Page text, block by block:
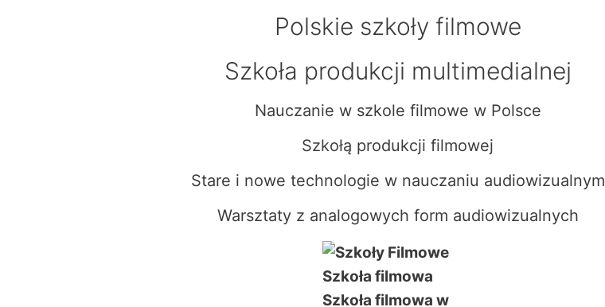
Polskie szkoły filmowe
Szkoła produkcji multimedialnej
Nauczanie w szkole filmowe w Polsce
Szkołą produkcji filmowej
Stare i nowe technologie w nauczaniu audiowizualnym
Warsztaty z analogowych form audiowizualnych